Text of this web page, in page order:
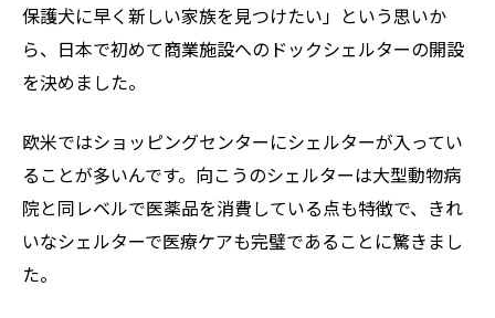
保護犬に早く新しい家族を見つけたい」という思いか
ら、日本で初めて商業施設へのドックシェルターの開設
を決めました。
欧米ではショッピングセンターにシェルターが入ってい
ることが多いんです。向こうのシェルターは大型動物病
院と同レベルで医薬品を消費している点も特徴で、きれ
いなシェルターで医療ケアも完璧であることに驚きまし
た。